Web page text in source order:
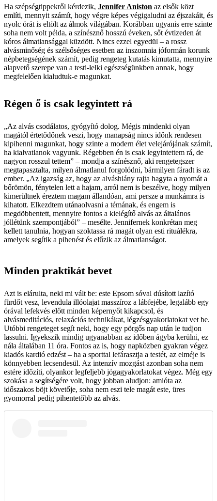
Ha szépségtippekről kérdezik, Jennifer Aniston az elsők közt
említi, mennyit számít, hogy végre képes végigaludni az éjszakáit, és
nyolc órát is eltölt az álmok világában. Korábban ugyanis erre szinte
soha nem volt példa, a színésznő hosszú éveken, sőt évtizeden át
kóros álmatlansággal küzdött. Nincs ezzel egyedül – a rossz
alvásminőség és szélsőséges esetben az inszomnia jóformán korunk
népbetegségének számít, pedig rengeteg kutatás kimutatta, mennyire
alapvető szerepe van a testi-lelki egészségünkben annak, hogy
megfelelően kialudtuk-e magunkat.
Régen ő is csak legyintett rá
„Az alvás csodálatos, gyógyító dolog. Mégis mindenki olyan
magától értetődőnek veszi, hogy manapság nincs időnk rendesen
kipihenni magunkat, hogy szinte a modern élet velejárójának számít,
ha kialvatlanok vagyunk. Régebben én is csak legyintettem rá, de
nagyon rosszul tettem” – mondja a színésznő, aki rengetegszer
megtapasztalta, milyen álmatlanul forgolódni, bármilyen fáradt is az
ember. „Az igazság az, hogy az alváshiány rajta hagyta a nyomát a
bőrömön, fénytelen lett a hajam, arról nem is beszélve, hogy milyen
kimerültnek éreztem magam állandóan, ami persze a munkámra is
kihatott. Elkezdtem utánaolvasni a témának, és engem is
megdöbbentett, mennyire fontos a kielégítő alvás az általános
jóllétünk szempontjából” – mesélte. Jennifernek konkrétan meg
kellett tanulnia, hogyan szoktassa rá magát olyan esti rituálékra,
amelyek segítik a pihenést és elűzik az álmatlanságot.
Minden praktikát bevet
Azt is elárulta, neki mi vált be: este Epsom sóval dúsított lazító
fürdőt vesz, levendula illóolajat masszíroz a lábfejébe, legalább egy
órával lefekvés előtt minden képernyőt kikapcsol, és
alvásmeditációs, relaxációs technikákat, légzésgyakorlatokat vet be.
Utóbbi rengeteget segít neki, hogy egy pörgős nap után le tudjon
lassulni. Igyekszik mindig ugyanabban az időben ágyba kerülni, ez
nála általában 11 óra. Fontos az is, hogy napközben gyakran végez
kiadós kardió edzést – ha a sporttal lefárasztja a testét, az elméje is
könnyebben lecsendesül. Az intenzív mozgást azonban soha nem
estére időzíti, olyankor legfeljebb jógagyakorlatokat végez. Még egy
szokása a segítségére volt, hogy jobban aludjon: amióta az
időszakos böjt követője, soha nem eszi tele magát este, üres
gyomorral pedig pihentetőbb az alvás.